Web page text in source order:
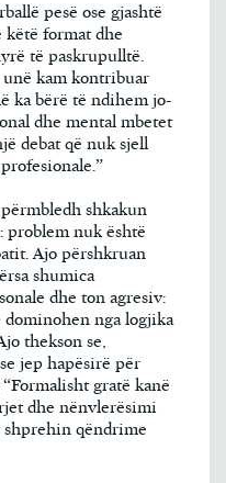
pesë ose gjashtë
këtë format dhe
të paskrupulltë.
kam kontribuar
ka bërë të ndihem jo-
dhe mental mbetet
debat që nuk sjell
shkakun
problem nuk është
Ajo përshkruan
shumica
dhe ton agresiv:
nga logjika
thekson se,
jep hapësirë për
gratë kanë
dhe nënvlerësimi
shprehin qëndrime